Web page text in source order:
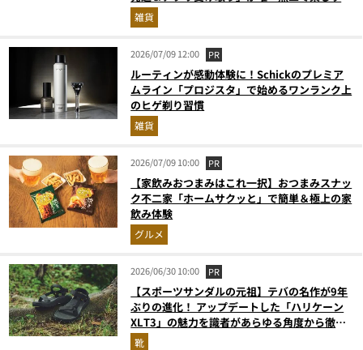
た雑貨
2026/07/09 12:00 PR
ルーティンが感動体験に！Schickのプレミア
ムライン「プロジスタ」で始めるワンランク上
のヒゲ剃り習慣
雑貨
2026/07/09 10:00 PR
【家飲みおつまみはこれ一択】おつまみスナッ
ク不二家「ホームサクッと」で簡単＆極上の家
飲み体験
グルメ
2026/06/30 10:00 PR
【スポーツサンダルの元祖】テバの名作が9年
ぶりの進化！ アップデートした「ハリケーン
XLT3」の魅力を識者があらゆる角度から徹底
解説！
靴